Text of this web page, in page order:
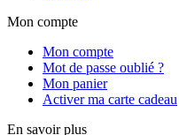
Mon compte
Mon compte
Mot de passe oublié ?
Mon panier
Activer ma carte cadeau
En savoir plus